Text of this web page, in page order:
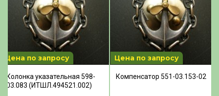
Цена по запросу
Колонка указательная 598-
03.083 (ИТШЛ.494521.002)
Цена по запросу
Компенсатор 551-03.153-02